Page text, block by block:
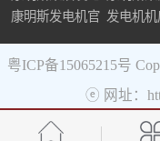
机组
机
康明斯发电机官 发电机
粤ICP备15065215号
ⓔ 网址：